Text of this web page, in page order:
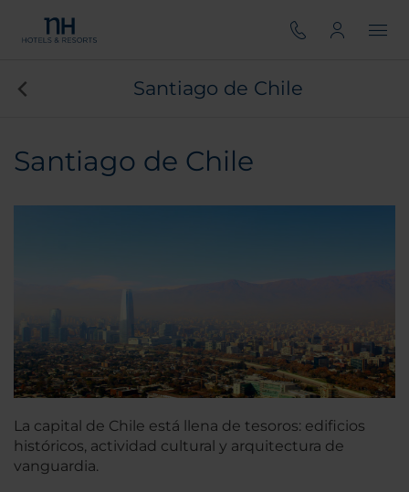
Santiago de Chile
Santiago de Chile
La capital de Chile está llena de tesoros: edificios
históricos, actividad cultural y arquitectura de
vanguardia.